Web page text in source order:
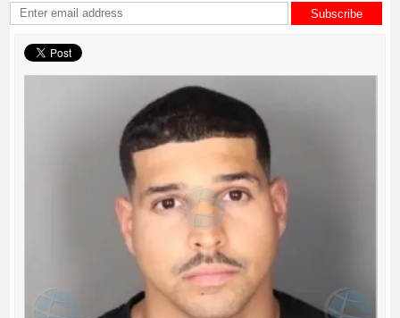
Subscribe